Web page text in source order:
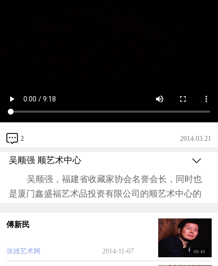
2 2014.03.21
吴顺强 顺艺术中心
吴顺强，福建省收藏家协会名誉会长，同时也
是厦门鑫盛福艺术品投资有限公司的顺艺术中心的
对于收藏的那一份执着和热爱，走到了今天，从小
时候的几块石头到现在拥有一个如此完整系统的艺
术中心，这其中又有怎样的一番酸甜苦辣呢？
傅新民
张雄艺术网 2014-11-07 09:49